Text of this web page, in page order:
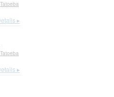
Tatoeba
▸
Tatoeba
▸